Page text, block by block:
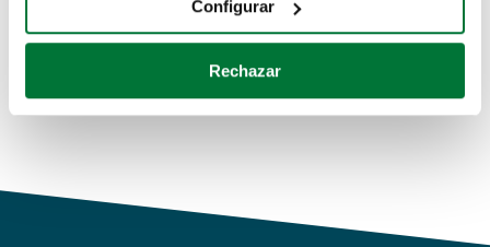
Identificar su dispositivo analizándolo activamente
para buscar características específicas (huellas
Obtenga más información sobre cómo se procesan sus
de cookies.
Configurar
Rechazar